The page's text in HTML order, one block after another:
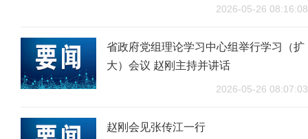
2026-05-26 08:16:08
省政府党组理论学习中心组举行学习（扩
大）会议 赵刚主持并讲话
2026-05-26 08:07:03
赵刚会见张传江一行